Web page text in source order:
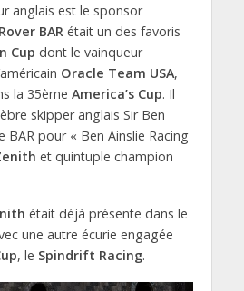
anglais est le sponsor
BAR était un des favoris
Cup dont le vainqueur
Oracle Team USA,
la 35ème America’s Cup. Il
skipper anglais Sir Ben
BAR pour « Ben Ainslie Racing
et quintuple champion
était déjà présente dans le
une autre écurie engagée
, le Spindrift Racing.